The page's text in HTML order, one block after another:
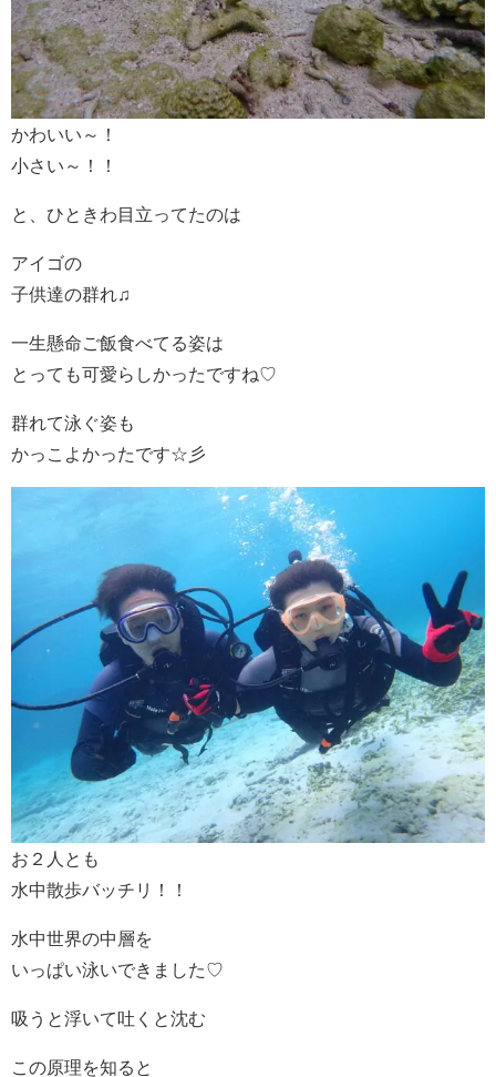
かわいい～！
小さい～！！
と、ひときわ目立ってたのは
アイゴの
子供達の群れ♫
一生懸命ご飯食べてる姿は
とっても可愛らしかったですね♡
群れて泳ぐ姿も
かっこよかったです☆彡
お２人とも
水中散歩バッチリ！！
水中世界の中層を
いっぱい泳いできました♡
吸うと浮いて吐くと沈む
この原理を知ると